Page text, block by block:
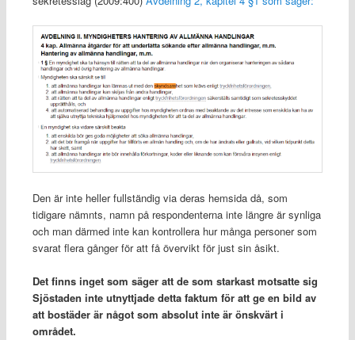
Den är inte heller fullständig via deras hemsida då, som
tidigare nämnts, namn på respondenterna inte längre är synliga
och man därmed inte kan kontrollera hur många personer som
svarat flera gånger för att få övervikt för just sin åsikt.
Det finns inget som säger att de som starkast motsatte sig
Sjöstaden inte utnyttjade detta faktum för att ge en bild av
att bostäder är något som absolut inte är önskvärt i
området.